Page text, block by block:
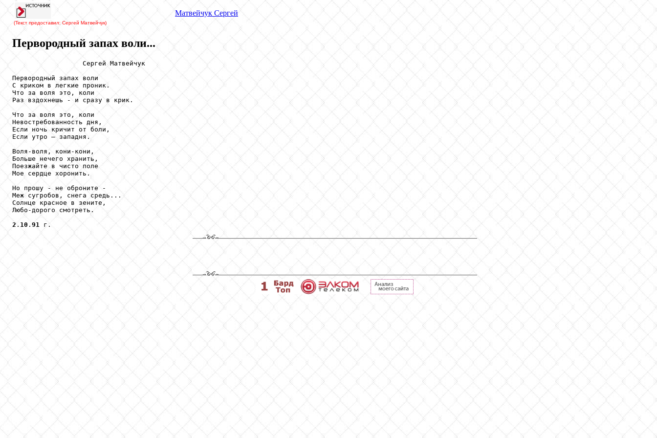
(Текст предоставил: Сергей Матвейчук)
Матвейчук Сергей
Первородный запах воли...
                  Сергей Матвейчук
Первородный запах воли
С криком в легкие проник.
Что за воля это, коли
Раз вздохнешь - и сразу в крик.
Что за воля это, коли
Невостребованность дня,
Если ночь кричит от боли,
Если утро – западня.
Воля-воля, кони-кони,
Больше нечего хранить,
Поезжайте в чисто поле
Мое сердце хоронить.
Но прошу - не оброните -
Меж сугробов, снега средь...
Солнце красное в зените,
Любо-дорого смотреть.
2. 10 . 91